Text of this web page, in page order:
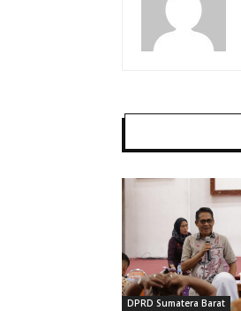
DPRD Sumatera Barat